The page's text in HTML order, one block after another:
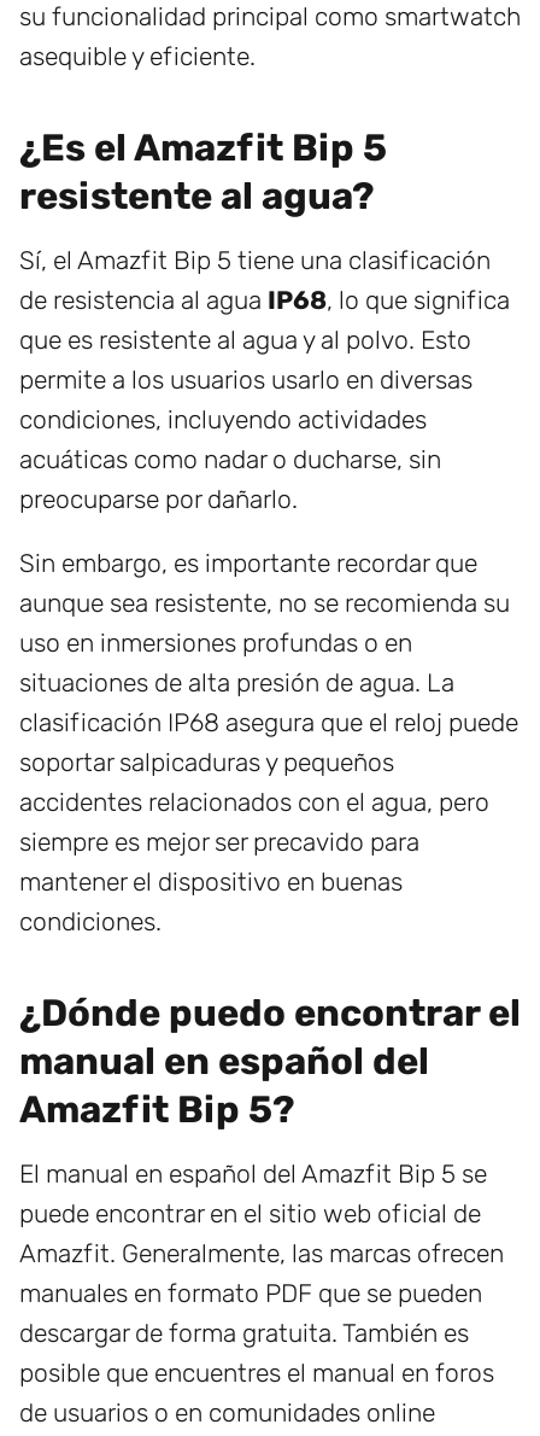
su funcionalidad principal como smartwatch
asequible y eficiente.
¿Es el Amazfit Bip 5
resistente al agua?
Sí, el Amazfit Bip 5 tiene una clasificación
de resistencia al agua IP68, lo que significa
que es resistente al agua y al polvo. Esto
permite a los usuarios usarlo en diversas
condiciones, incluyendo actividades
acuáticas como nadar o ducharse, sin
preocuparse por dañarlo.
Sin embargo, es importante recordar que
aunque sea resistente, no se recomienda su
uso en inmersiones profundas o en
situaciones de alta presión de agua. La
clasificación IP68 asegura que el reloj puede
soportar salpicaduras y pequeños
accidentes relacionados con el agua, pero
siempre es mejor ser precavido para
mantener el dispositivo en buenas
condiciones.
¿Dónde puedo encontrar el
manual en español del
Amazfit Bip 5?
El manual en español del Amazfit Bip 5 se
puede encontrar en el sitio web oficial de
Amazfit. Generalmente, las marcas ofrecen
manuales en formato PDF que se pueden
descargar de forma gratuita. También es
posible que encuentres el manual en foros
de usuarios o en comunidades online